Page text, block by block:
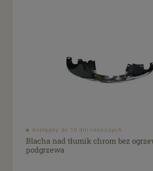
dostępny do 10 dni roboczych
Blacha nad tłumik chrom bez
podgrzewa